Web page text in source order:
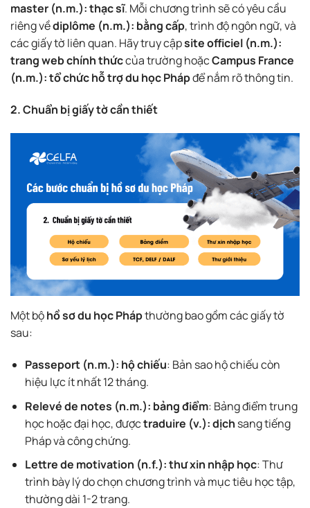
master (n.m.): thạc sĩ. Mỗi chương trình sẽ có yêu cầu
riêng vềdiplôme (n.m.): bằng cấp, trình độ ngôn ngữ, và
các giấy tờ liên quan. Hãy truy cậpsite officiel (n.m.):
trang web chính thứccủa trường hoặcCampus France
(n.m.): tổ chức hỗ trợ du học Phápđể nắm rõ thông tin.
2. Chuẩn bị giấy tờ cần thiết
Một bộhồ sơ du học Phápthường bao gồm các giấy tờ
sau:
Passeport (n.m.): hộ chiếu: Bản sao hộ chiếu còn
hiệu lực ít nhất 12 tháng.
Relevé de notes (n.m.): bảng điểm: Bảng điểm trung
học hoặc đại học, đượctraduire (v.): dịch sang tiếng
Pháp và công chứng.
Lettre de motivation (n.f.): thư xin nhập học: Thư
trình bày lý do chọn chương trình và mục tiêu học tập,
thường dài 1-2 trang.